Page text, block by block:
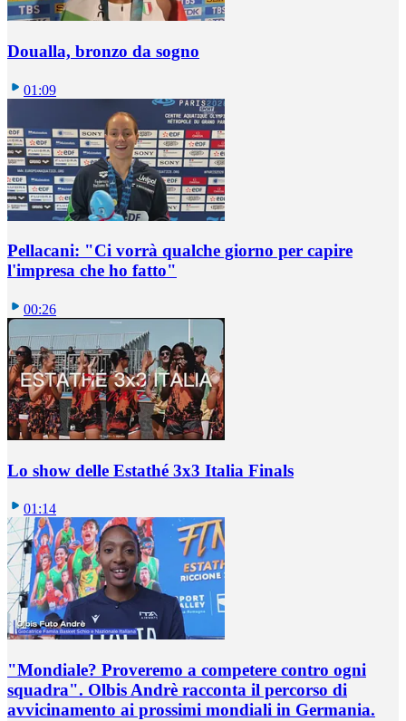
Doualla, bronzo da sogno
01:09
Pellacani: "Ci vorrà qualche giorno per capire
l'impresa che ho fatto"
00:26
Lo show delle Estathé 3x3 Italia Finals
01:14
"Mondiale? Proveremo a competere contro ogni
squadra". Olbis Andrè racconta il percorso di
avvicinamento ai prossimi mondiali in Germania.